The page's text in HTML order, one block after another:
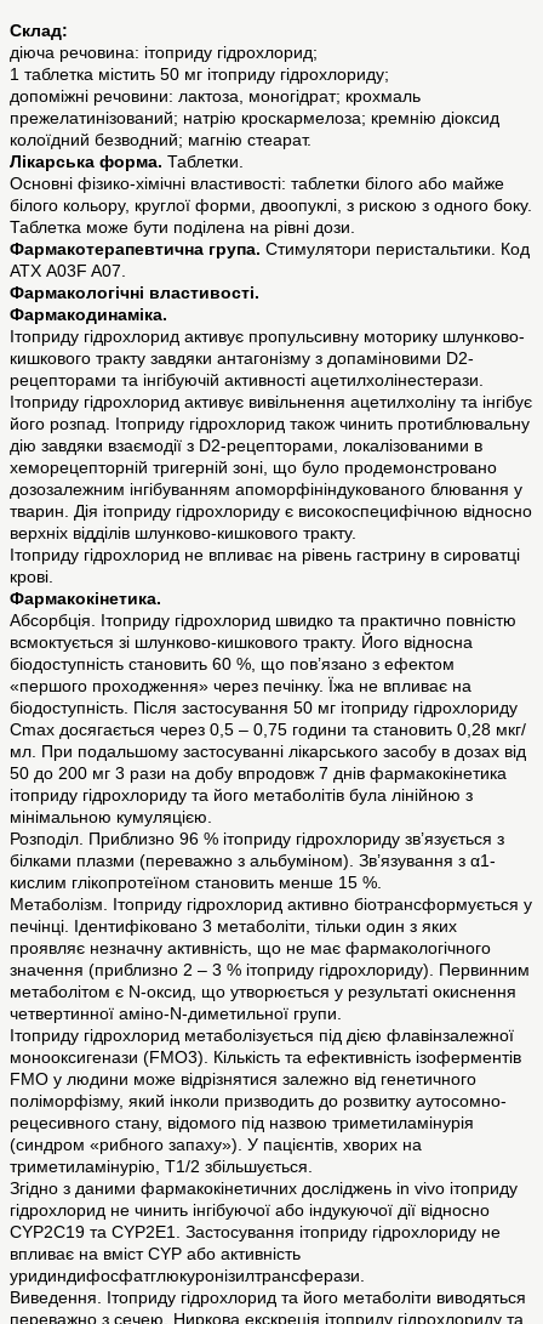
Склад:
діюча речовина: ітоприду гідрохлорид;
1 таблетка містить 50 мг ітоприду гідрохлориду;
допоміжні речовини: лактоза, моногідрат; крохмаль
прежелатинізований; натрію кроскармелоза; кремнію діоксид
колоїдний безводний; магнію стеарат.
Лікарська форма. Таблетки.
Основні фізико-хімічні властивості: таблетки білого або майже
білого кольору, круглої форми, двоопуклі, з рискою з одного боку.
Таблетка може бути поділена на рівні дози.
Фармакотерапевтична група. Стимулятори перистальтики. Код
АТX А03F A07.
Фармакологічні властивості.
Фармакодинаміка.
Ітоприду гідрохлорид активує пропульсивну моторику шлунково-
кишкового тракту завдяки антагонізму з допаміновими D2-
рецепторами та інгібуючій активності ацетилхолінестерази.
Ітоприду гідрохлорид активує вивільнення ацетилхоліну та інгібує
його розпад. Ітоприду гідрохлорид також чинить протиблювальну
дію завдяки взаємодії з D2-рецепторами, локалізованими в
хеморецепторній тригерній зоні, що було продемонстровано
дозозалежним інгібуванням апоморфініндукованого блювання у
тварин. Дія ітоприду гідрохлориду є високоспецифічною відносно
верхніх відділів шлунково-кишкового тракту.
Ітоприду гідрохлорид не впливає на рівень гастрину в сироватці
крові.
Фармакокінетика.
Абсорбція. Ітоприду гідрохлорид швидко та практично повністю
всмоктується зі шлунково-кишкового тракту. Його відносна
біодоступність становить 60 %, що пов’язано з ефектом
«першого проходження» через печінку. Їжа не впливає на
біодоступність. Після застосування 50 мг ітоприду гідрохлориду
Сmax досягається через 0,5 – 0,75 години та становить 0,28 мкг/
мл. При подальшому застосуванні лікарського засобу в дозах від
50 до 200 мг 3 рази на добу впродовж 7 днів фармакокінетика
ітоприду гідрохлориду та його метаболітів була лінійною з
мінімальною кумуляцією.
Розподіл. Приблизно 96 % ітоприду гідрохлориду зв’язується з
білками плазми (переважно з альбуміном). Зв’язування з α1-
кислим глікопротеїном становить менше 15 %.
Метаболізм. Ітоприду гідрохлорид активно біотрансформується у
печінці. Ідентифіковано 3 метаболіти, тільки один з яких
проявляє незначну активність, що не має фармакологічного
значення (приблизно 2 – 3 % ітоприду гідрохлориду). Первинним
метаболітом є N-оксид, що утворюється у результаті окиснення
четвертинної аміно-N-диметильної групи.
Ітоприду гідрохлорид метаболізується під дією флавінзалежної
монооксигенази (FMO3). Кількість та ефективність ізоферментів
FMO у людини може відрізнятися залежно від генетичного
поліморфізму, який інколи призводить до розвитку аутосомно-
рецесивного стану, відомого під назвою триметиламінурія
(синдром «рибного запаху»). У пацієнтів, хворих на
триметиламінурію, Т1/2 збільшується.
Згідно з даними фармакокінетичних досліджень in vivo ітоприду
гідрохлорид не чинить інгібуючої або індукуючої дії відносно
CYP2C19 та CYP2E1. Застосування ітоприду гідрохлориду не
впливає на вміст CYP або активність
уридиндифосфатглюкуронізилтрансферази.
Виведення. Ітоприду гідрохлорид та його метаболіти виводяться
переважно з сечею. Ниркова екскреція ітоприду гідрохлориду та